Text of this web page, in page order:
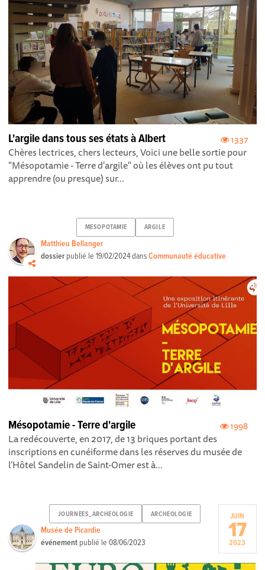
1337
L'argile dans tous ses états à Albert
Chères lectrices, chers lecteurs, Voici une belle sortie pour
"Mésopotamie - Terre d'argile" où les élèves ont pu tout
apprendre (ou presque) sur...
MESOPOTAMIE ARGILE
Matthieu Bellanger
dossier publié le19/02/2024dansCommunauté éducative
1998
Mésopotamie - Terre d'argile
La redécouverte, en 2017, de 13 briques portant des
inscriptions en cunéiforme dans les réserves du musée de
l’Hôtel Sandelin de Saint-Omer est à...
JOURNEES_ARCHEOLOGIE ARCHEOLOGIE
Musée de Picardie
événement publié le08/06/2023
JUIN
17
2023